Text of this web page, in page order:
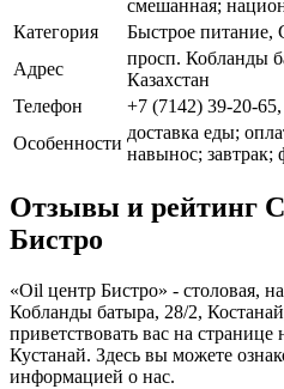
смешанная;
Категория
Быстрое питание,
Адрес
просп. Кобланды
Казахстан
Телефон
+7 (7142) 39-20-
Особенности
доставка еды;
навынос; завтрак;
Отзывы и рейтинг
Бистро
«Oil центр Бистро» - столовая,
Кобланды батыра, 28/2,
приветствовать вас на
Кустанай. Здесь вы можете
информацией о нас.